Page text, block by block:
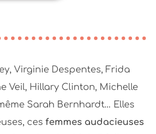
Virginie Despentes, Frida
Veil, Hillary Clinton, Michelle
Sarah Bernhardt… Elles
ces femmes audacieuses